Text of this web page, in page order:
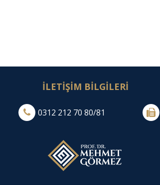
İLETİŞİM BİLGİLERİ
0312 212 70 80/81